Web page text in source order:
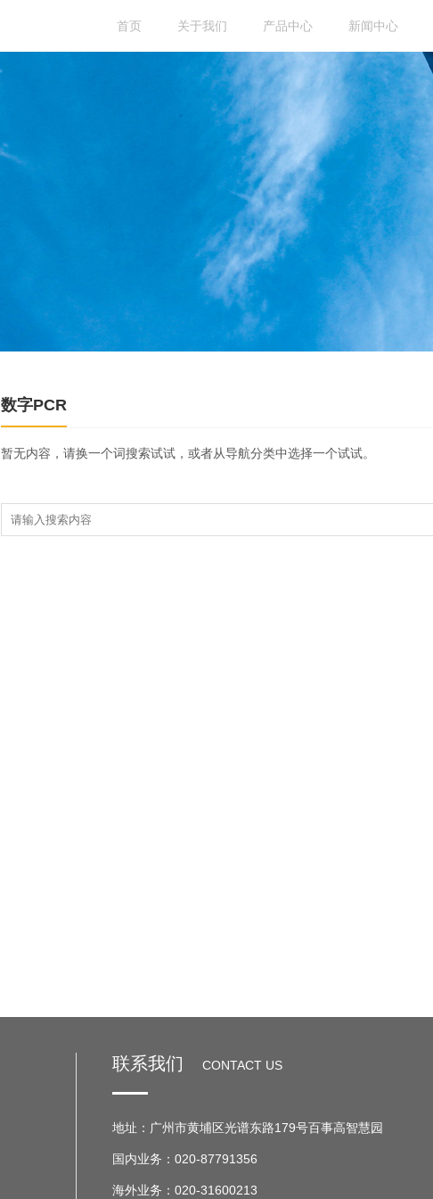
首页 关于我们 产品中心 新闻中心
数字PCR
暂无内容，请换一个词搜索试试，或者从导航分类中选择一个试试。
联系我们 CONTACT US
地址：广州市黄埔区光谱东路179号百事高智慧园
国内业务：020-87791356
海外业务：020-31600213